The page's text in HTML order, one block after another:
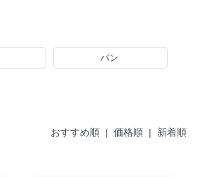
パン
おすすめ順 | 価格順 | 新着順